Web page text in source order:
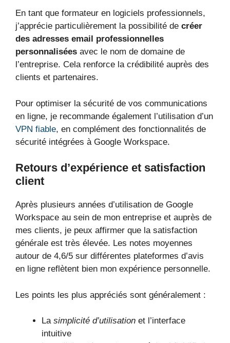
En tant que formateur en logiciels professionnels,
j’apprécie particulièrement la possibilité de créer
des adresses email professionnelles
personnalisées avec le nom de domaine de
l’entreprise. Cela renforce la crédibilité auprès des
clients et partenaires.
Pour optimiser la sécurité de vos communications
en ligne, je recommande également l’utilisation d’un
VPN fiable, en complément des fonctionnalités de
sécurité intégrées à Google Workspace.
Retours d’expérience et satisfaction
client
Après plusieurs années d’utilisation de Google
Workspace au sein de mon entreprise et auprès de
mes clients, je peux affirmer que la satisfaction
générale est très élevée. Les notes moyennes
autour de 4,6/5 sur différentes plateformes d’avis
en ligne reflètent bien mon expérience personnelle.
Les points les plus appréciés sont généralement :
La simplicité d’utilisation et l’interface
intuitive